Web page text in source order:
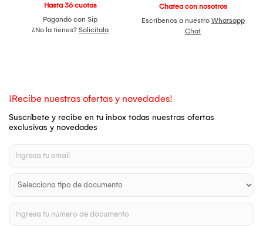
Hasta 36 cuotas
Pagando con Sip
¿No la tienes? Solicítala
Chatea con nosotros
Escríbenos a nuestro Whatsapp
Chat
¡Recibe nuestras ofertas y novedades!
Suscríbete y recibe en tu inbox todas nuestras ofertas
exclusivas y novedades